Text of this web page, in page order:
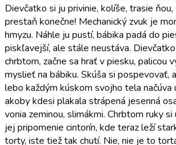
Dievčatko si ju privinie, kolíše, trasie ňou,
prestaň konečne! Mechanický zvuk je
hmyzu. Náhle ju pustí, bábika padá do
piskľavejší, ale stále neustáva.
chrbtom, začne sa hrať v piesku, palicou
myslieť na bábiku. Skúša si pospevovať,
lebo každým kúskom svojho tela načúva
akoby kdesi plakala strápená jesenná
vonia zeminou, slimákmi. Chrbtom ruky
jej pripomenie cintorín, kde teraz leží
torty, iste tiež tak chutí. Nie, nie je to